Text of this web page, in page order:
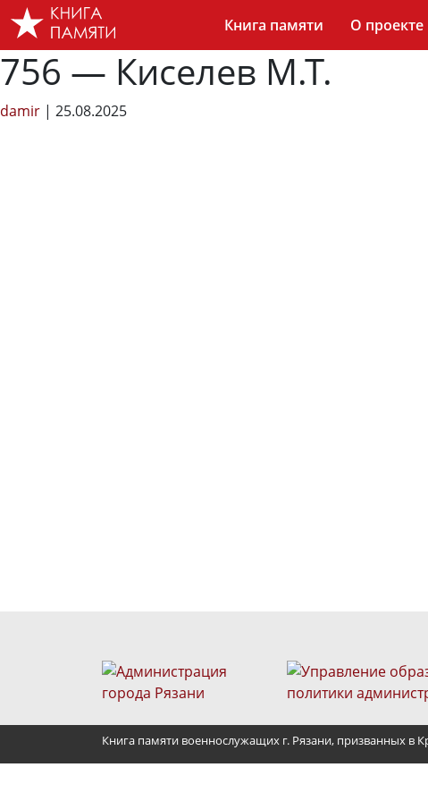
Skip
the
content
Книга памяти О проекте
756 — Киселев М.Т.
damir | 25.08.2025
Книга памяти военнослужащих г. Рязани, призванных в